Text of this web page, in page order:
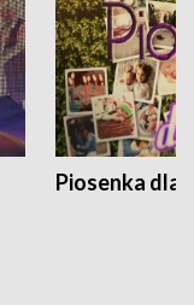
Piosenka dla